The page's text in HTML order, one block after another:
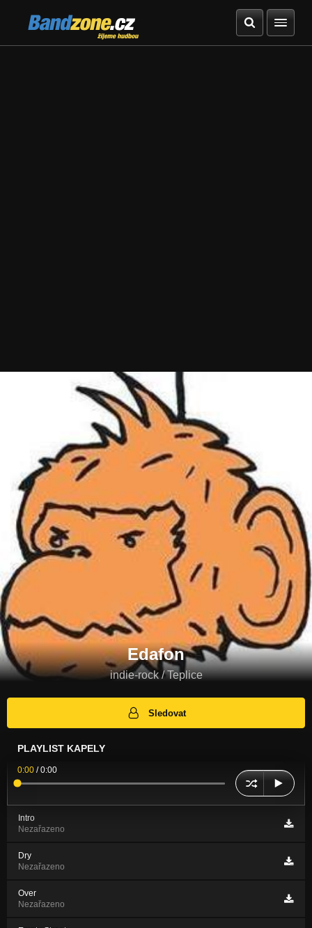
Bandzone.cz
žijeme hudbou
Edafon
indie-rock / Teplice
Sledovat
PLAYLIST KAPELY
0:00 /0:00
Intro
Nezařazeno
Dry
Nezařazeno
Over
Nezařazeno